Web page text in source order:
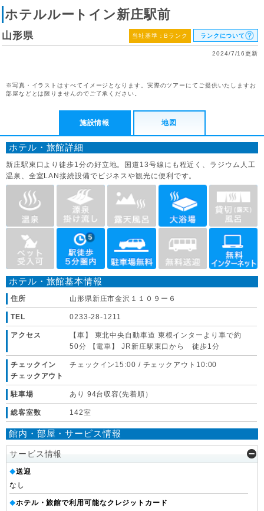
ホテルルートイン新庄駅前
山形県 当社基準：Bランク ランクについて
2024/7/16更新
※写真・イラストはすべてイメージとなります。実際のツアーにてご提供いたしますお
部屋などとは限りませんのでご了承ください。
施設情報 地図
ホテル・旅館詳細
新庄駅東口より徒歩1分の好立地。国道13号線にも程近く、ラジウム人工
温泉、全室LAN接続設備でビジネスや観光に便利です。
ホテル・旅館基本情報
住所 山形県新庄市金沢１１０９ー６
TEL 0233-28-1211
アクセス
【車】 東北中央自動車道 東根インターより車で約
50分 【電車】 JR新庄駅東口から 徒歩1分
チェックイン
チェックアウト
チェックイン15:00 / チェックアウト10:00
駐車場 あり 94台収容(先着順）
総客室数 142室
館内・部屋・サービス情報
サービス情報
◆送迎
なし
◆ホテル・旅館で利用可能なクレジットカード